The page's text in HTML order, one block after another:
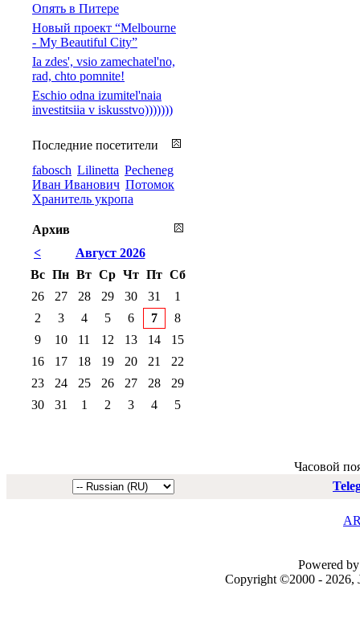
Опять в Питере
Новый проект “Melbourne
- My Beautiful City”
Ia zdes', vsio zamechatel'no,
rad, chto pomnite!
Eschio odna izumitel'naia
investitsiia v iskusstvo)))))))
Последние посетители
fabosch Lilinetta Pecheneg
Иван Иванович Потомок
Хранитель укропа
Архив
<
Август 2026
Вс Пн Вт Ср Чт Пт Сб
26
27 28 29 30 31
1
2
3 4 5 6 7
8
9
10 11 12 13 14
15
16
17 18 19 20 21
22
23
24 25 26 27 28
29
30
31 1 2 3 4 5
Часовой
Powered
Copyright ©2000 - 2026,